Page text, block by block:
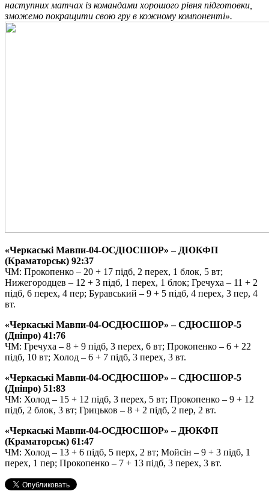
наступних матчах із командами хорошого рівня підготовки,
зможемо покращити свою гру в кожному компоненті».
«Черкаські Мавпи-04-ОСДЮСШОР» – ДЮКФП
(Краматорськ) 92:37
ЧМ: Прокопенко – 20 + 17 підб, 2 перех, 1 блок, 5 вт;
Нижегородцев – 12 + 3 підб, 1 перех, 1 блок; Гречуха – 11 + 2
підб, 6 перех, 4 пер; Буравський – 9 + 5 підб, 4 перех, 3 пер, 4
вт.
«Черкаські Мавпи-04-ОСДЮСШОР» – СДЮСШОР-5
(Дніпро) 41:76
ЧМ: Гречуха – 8 + 9 підб, 3 перех, 6 вт; Прокопенко – 6 + 22
підб, 10 вт; Холод – 6 + 7 підб, 3 перех, 3 вт.
«Черкаські Мавпи-04-ОСДЮСШОР» – СДЮСШОР-5
(Дніпро) 51:83
ЧМ: Холод – 15 + 12 підб, 3 перех, 5 вт; Прокопенко – 9 + 12
підб, 2 блок, 3 вт; Грицьков – 8 + 2 підб, 2 пер, 2 вт.
«Черкаські Мавпи-04-ОСДЮСШОР» – ДЮКФП
(Краматорськ) 61:47
ЧМ: Холод – 13 + 6 підб, 5 перх, 2 вт; Мойсін – 9 + 3 підб, 1
перех, 1 пер; Прокопенко – 7 + 13 підб, 3 перех, 3 вт.